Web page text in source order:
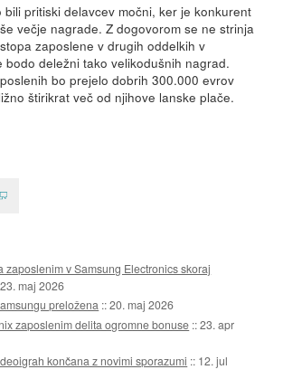
pritiski delavcev močni, ker je konkurent
večje nagrade. Z dogovorom se ne strinja
zaposlene v drugih oddelkih v
bodo deležni tako velikodušnih nagrad.
bo prejelo dobrih 300.000 evrov
štirikrat več od njihove lanske plače.
zaposlenim v Samsung Electronics skoraj
23. maj 2026
preložena ::20. maj 2026
zaposlenim delita ogromne bonuse ::23. apr
končana z novimi sporazumi :: 12. jul